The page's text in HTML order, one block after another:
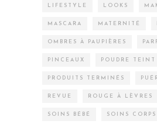
LIFESTYLE LOOKS
MASCARA MATERNITÉ
OMBRES À PAUPIÈRES
PINCEAUX POUDRE TEINT
PRODUITS TERMINÉS
REVUE ROUGE À LÈVRES
SOINS BÉBÉ SOINS CORPS